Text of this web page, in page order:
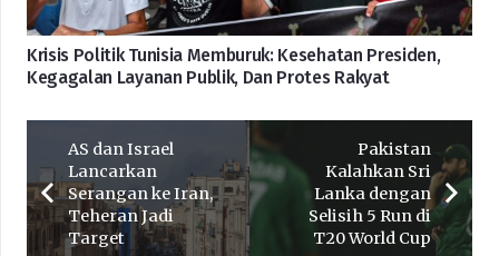
Krisis Politik Tunisia Memburuk: Kesehatan Presiden,
Kegagalan Layanan Publik, Dan Protes Rakyat
AS dan Israel
Lancarkan
Serangan ke Iran,
Teheran Jadi
Target
Pakistan
Kalahkan Sri
Lanka dengan
Selisih 5 Run di
T20 World Cup